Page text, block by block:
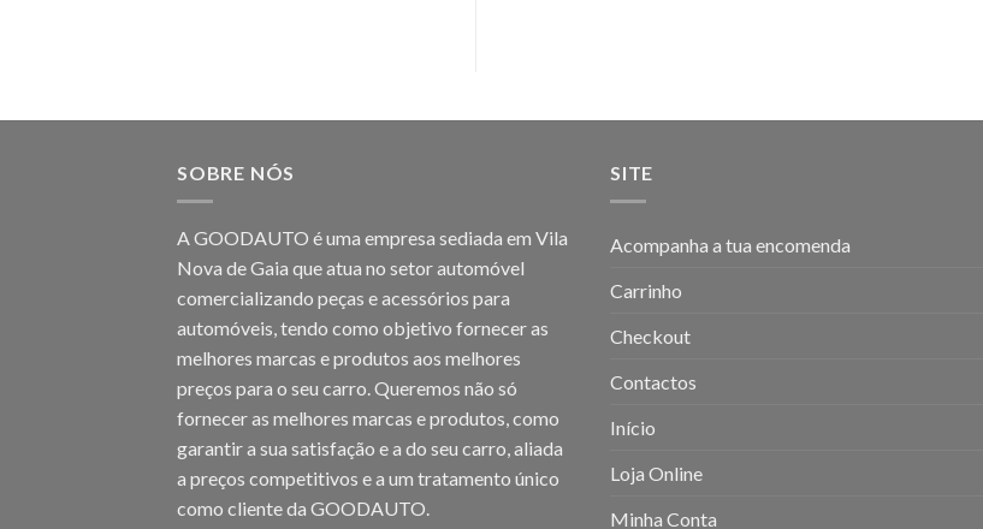
SOBRE NÓS
A GOODAUTO é uma empresa sediada em Vila
Nova de Gaia que atua no setor automóvel
comercializando peças e acessórios para
automóveis, tendo como objetivo fornecer as
melhores marcas e produtos aos melhores
preços para o seu carro. Queremos não só
fornecer as melhores marcas e produtos, como
garantir a sua satisfação e a do seu carro, aliada
a preços competitivos e a um tratamento único
como cliente da GOODAUTO.
SITE
Acompanha a tua encomenda
Carrinho
Checkout
Contactos
Início
Loja Online
Minha Conta